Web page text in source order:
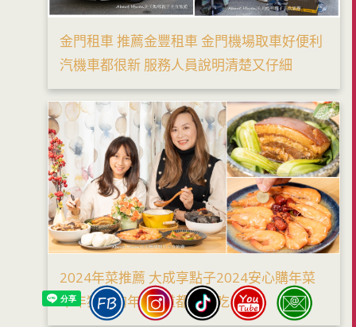
金門租車 推薦金豐租車 金門機場取車好便利
汽機車都很新 服務人員說明清楚又仔細
2024年菜推薦 大成享點子2024安心購年菜
年年獲獎的年菜6道都好好吃